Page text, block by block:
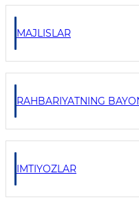
MAJLISLAR
RAHBARIYATNING
IMTIYOZLAR